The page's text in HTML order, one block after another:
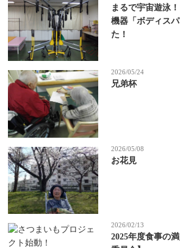
まるで宇宙遊泳
機器「ボディス
た！
2026/05/24
兄弟杯
2026/05/08
お花見
2026/02/13
2025年度食事の